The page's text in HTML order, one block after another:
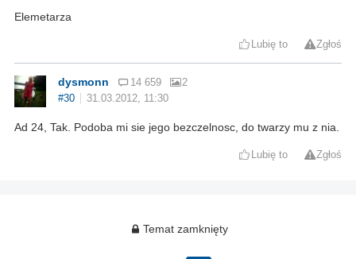
Elemetarza
Lubię to Zgłoś
dysmonn 14 659
2
#30
31.03.2012, 11:30
Ad 24, Tak. Podoba mi sie jego bezczelnosc, do twarzy mu z nia.
Lubię to Zgłoś
Temat zamknięty